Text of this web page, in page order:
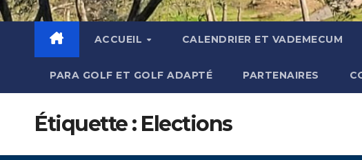
ACCUEIL CALENDRIER ET VADEMECUM
PARA GOLF ET GOLF ADAPTÉ PARTENAIRES
Étiquette : Elections